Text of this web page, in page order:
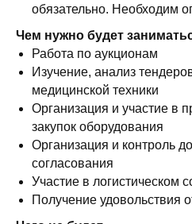
обязательно. Необходим
Чем нужно будет
Работа по аукционам
Изучение, анализ
медицинской техники
Организация и участие в
закупок оборудования
Организация и контроль
согласования
Участие в логистическом
Получение удовольствия